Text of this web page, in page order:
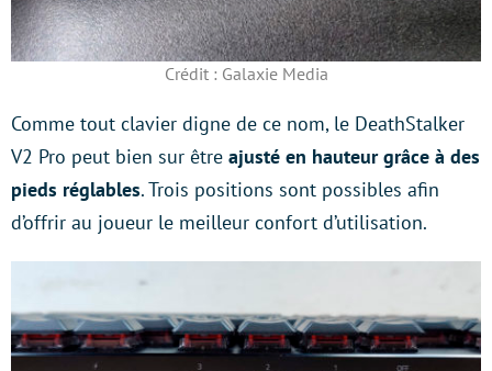
Crédit : Galaxie Media
Comme tout clavier digne de ce nom, le DeathStalker
V2 Pro peut bien sur être ajusté en hauteur grâce à des
pieds réglables. Trois positions sont possibles afin
d’offrir au joueur le meilleur confort d’utilisation.